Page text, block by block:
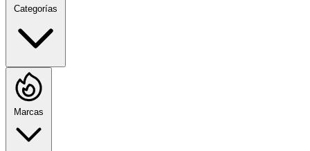
Categorías
Marcas